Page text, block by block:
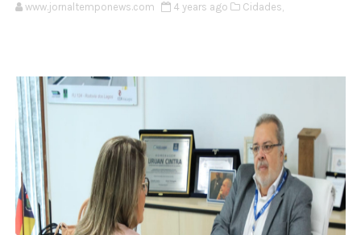
www.jornaltemponews.com 4 years ago Cidades,